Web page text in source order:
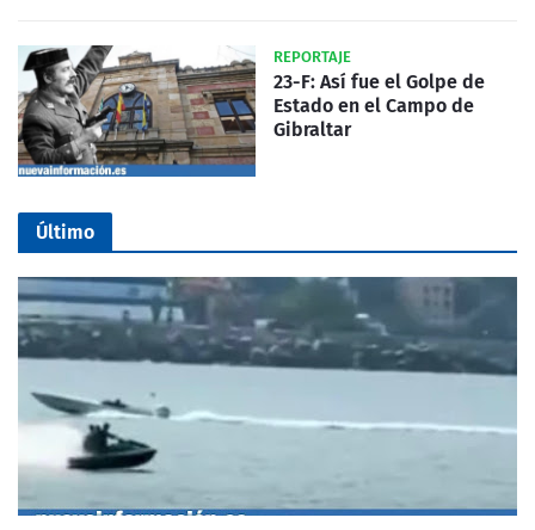
REPORTAJE
23-F: Así fue el Golpe de
Estado en el Campo de
Gibraltar
Último